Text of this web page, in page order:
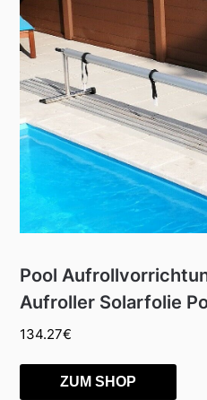
Pool
Aufroller Solarfolie
134.27€
ZUM SHOP